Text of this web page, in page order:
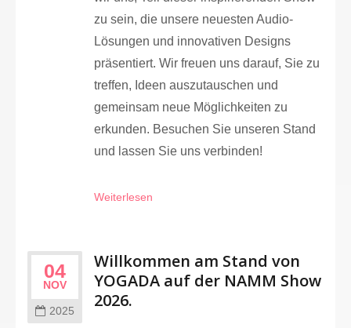
zu sein, die unsere neuesten Audio-
Lösungen und innovativen Designs
präsentiert. Wir freuen uns darauf, Sie zu
treffen, Ideen auszutauschen und
gemeinsam neue Möglichkeiten zu
erkunden. Besuchen Sie unseren Stand
und lassen Sie uns verbinden!
Weiterlesen
04
NOV
2025
Willkommen am Stand von
YOGADA auf der NAMM Show
2026.